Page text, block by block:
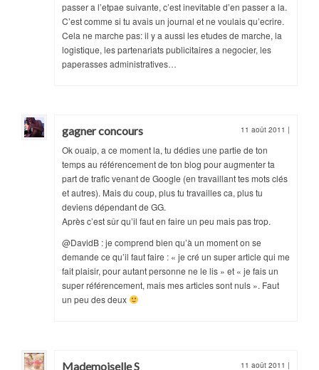
passer a l’etpae suivante, c’est inevitable d’en passer a la.
C’est comme si tu avais un journal et ne voulais qu’ecrire.
Cela ne marche pas: il y a aussi les etudes de marche, la
logistique, les partenariats publicitaires a negocier, les
paperasses administratives…
gagner concours 11 août 2011 |
Ok ouaip, a ce moment la, tu dédies une partie de ton
temps au référencement de ton blog pour augmenter ta
part de trafic venant de Google (en travaillant tes mots clés
et autres). Mais du coup, plus tu travailles ca, plus tu
deviens dépendant de GG.
Après c’est sûr qu’il faut en faire un peu mais pas trop.
@DavidB : je comprend bien qu’à un moment on se
demande ce qu’il faut faire : « je cré un super article qui me
fait plaisir, pour autant personne ne le lis » et « je fais un
super référencement, mais mes articles sont nuls ». Faut
un peu des deux
Mademoiselle S 11 août 2011 |